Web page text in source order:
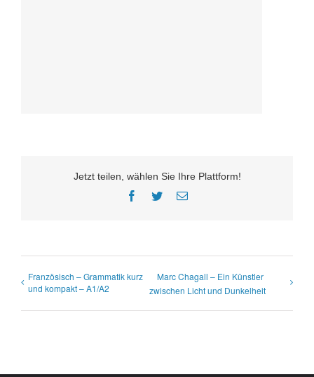
Jetzt teilen, wählen Sie Ihre Plattform!
Facebook
TwitterE-
Französisch – Grammatik kurz
und kompakt – A1/A2
Marc Chagall – Ein Künstler
zwischen Licht und Dunkelheit